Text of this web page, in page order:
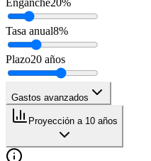
Enganche20%
Tasa anual8%
Plazo20 años
Gastos avanzados
Proyección a 10 años